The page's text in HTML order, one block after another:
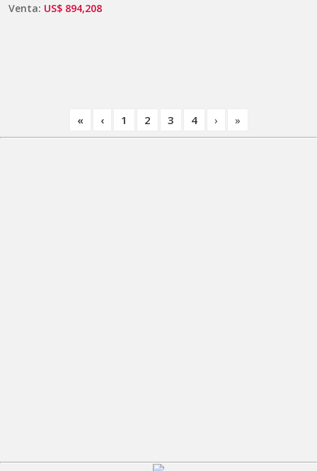
Venta: US$ 894,208
« ‹ 1 2 3 4 › »